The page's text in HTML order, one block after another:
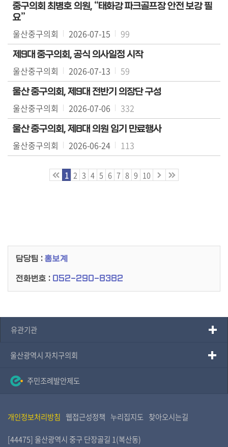
중구의회 최병호 의원, “태화강 파크골프장 안전 보강 필
요”
울산중구의회 2026-07-15 99
제9대 중구의회, 공식 의사일정 시작
울산중구의회 2026-07-13 59
울산 중구의회, 제9대 전반기 의장단 구성
울산중구의회 2026-07-06 332
울산 중구의회, 제8대 의원 임기 만료행사
울산중구의회 2026-06-24 113
1 2 3 4 5 6 7 8 9 10
담당팀 : 홍보계
전화번호 : 052-290-8382
유관기관
울산광역시 자치구의회
주민조례발안제도
개인정보처리방침 웹접근성정책 누리집지도 찾아오시는길
[44475] 울산광역시 중구 단장골길 1(복산동)